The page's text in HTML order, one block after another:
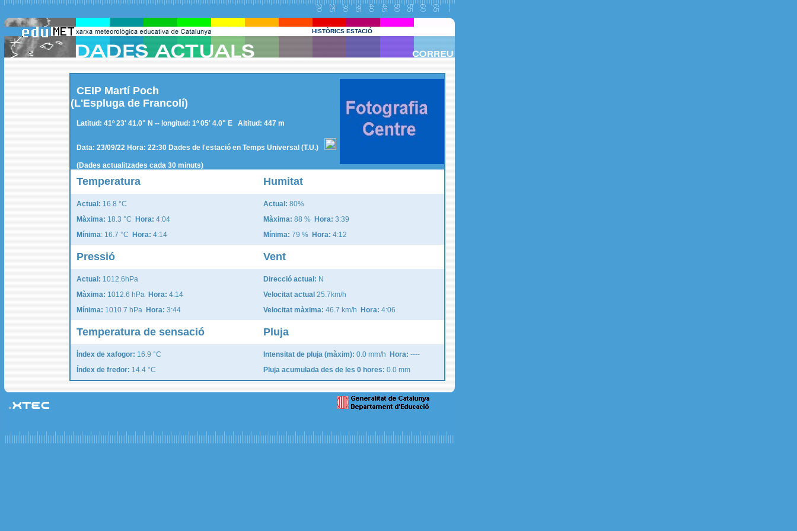
HISTÒRICS ESTACIÓ
CEIP Martí Poch
(L'Espluga de Francolí)
Latitud: 41º 23' 41.0" N -- longitud: 1º 05' 4.0" E Altitud: 447 m
Data: 23/09/22 Hora: 22:30 Dades de l'estació en Temps Universal (T.U.)
(Dades actualitzades cada 30 minuts)
Temperatura Humitat
Actual: 16.8 °C
Màxima: 18.3 °C Hora: 4:04
Mínima: 16.7 °C Hora: 4:14
Actual: 80%
Màxima: 88 % Hora: 3:39
Mínima: 79 % Hora: 4:12
Pressió Vent
Actual: 1012.6hPa
Màxima: 1012.6 hPa Hora: 4:14
Mínima: 1010.7 hPa Hora: 3:44
Direcció actual: N
Velocitat actual 25.7km/h
Velocitat màxima: 46.7 km/h Hora: 4:06
Temperatura de sensació Pluja
Índex de xafogor: 16.9 °C
Índex de fredor: 14.4 °C
Intensitat de pluja (màxim): 0.0 mm/h Hora: ----
Pluja acumulada des de les 0 hores: 0.0 mm